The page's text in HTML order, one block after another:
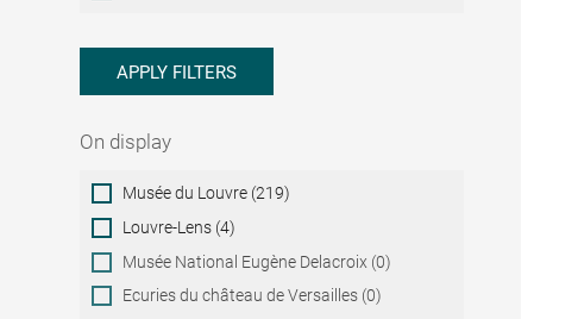
APPLY FILTERS
On display
On
display
Musée du Louvre (219)
Louvre-Lens (4)
Musée National Eugène Delacroix (0)
Ecuries du château de Versailles (0)